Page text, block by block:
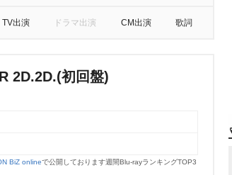
TV出演 ドラマ出演 CM出演 歌詞
2D.2D.(初回盤)
BiZ onlineで公開しております週間Blu-rayランキングTOP3